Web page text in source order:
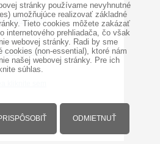
kliknite sem
kliknite sem
kliknite sem
| Cookies|Tvorba web
stránky používame nevyhnutné
umožňujúce realizovať základné
Tieto cookies môžete zakázať
internetového prehliadača, čo však
webovej stránky. Radi by sme
(non-essential), ktoré nám
našej webovej stránky. Pre ich
súhlas.
ODMIETNUŤ